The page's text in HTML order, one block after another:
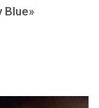
Blue»